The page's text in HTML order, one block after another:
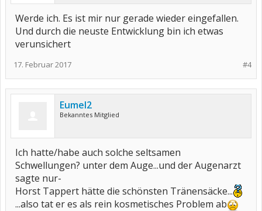
Werde ich. Es ist mir nur gerade wieder eingefallen.
Und durch die neuste Entwicklung bin ich etwas
verunsichert
#4
17. Februar 2017
Eumel2
Bekanntes Mitglied
Ich hatte/habe auch solche seltsamen
Schwellungen? unter dem Auge...und der Augenarzt
sagte nur-
Horst Tappert hätte die schönsten Tränensäcke...
...also tat er es als rein kosmetisches Problem ab